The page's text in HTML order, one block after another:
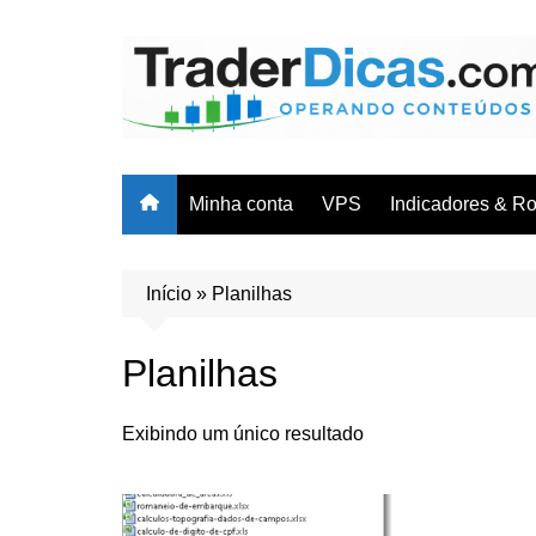
Minha conta VPS Indicadores &
Início » Planilhas
Planilhas
Exibindo um único resultado